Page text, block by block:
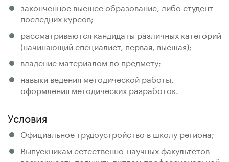
законченное высшее образование, либо студент
последних курсов;
рассматриваются кандидаты различных категорий
(начинающий специалист, первая, высшая);
владение материалом по предмету;
навыки ведения методической работы,
оформления методических разработок.
Условия
Официальное трудоустройство в школу региона;
Выпускникам естественно-научных факультетов -